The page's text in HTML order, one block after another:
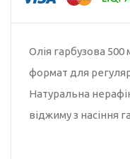
Олія гарбузова
формат для
Натуральна
віджиму з насіння